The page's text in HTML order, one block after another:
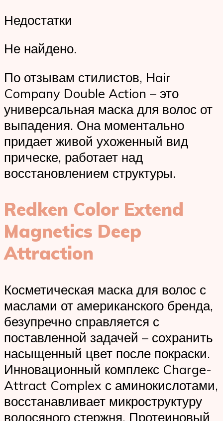
Недостатки
Не найдено.
По отзывам стилистов, Hair
Company Double Action – это
универсальная маска для волос от
выпадения. Она моментально
придает живой ухоженный вид
прическе, работает над
восстановлением структуры.
Redken Color Extend
Magnetics Deep
Attraction
Косметическая маска для волос с
маслами от американского бренда,
безупречно справляется с
поставленной задачей – сохранить
насыщенный цвет после покраски.
Инновационный комплекс Charge-
Attract Complex с аминокислотами,
восстанавливает микроструктуру
волосяного стержня. Протеиновый